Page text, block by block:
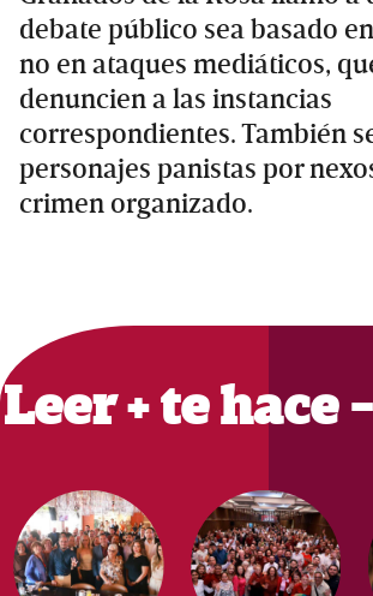
debate público sea basado
no en ataques mediáticos,
denuncien a las instancias
correspondientes. También
personajes panistas por
crimen organizado.
Primary
Sidebar
Leer + te hace